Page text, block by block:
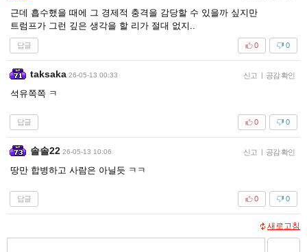
근데 흡수했을 때에 그 경제적 충격을 감당할 수 있을까 싶지만
트럼프가 그런 깊은 생각을 할 리가 절대 없지..
답글 0
0
taksaka 26-05-13 00:33 신고 | 공감 확인
석유쪽쪽 ㅋ
답글 0
0
솔솔22 26-05-13 10:06 신고 | 공감 확인
땅만 합병하고 사람은 아닐듯 ㅋㅋ
답글 0
0
새로고침